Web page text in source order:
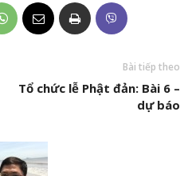
Bài tiếp theo
Tổ chức lễ Phật đản: Bài 6 –
dự báo